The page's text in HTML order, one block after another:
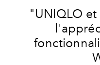
"UNIQLO